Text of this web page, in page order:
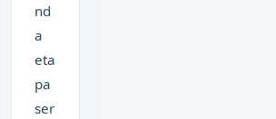
nd
a
eta
pa
ser